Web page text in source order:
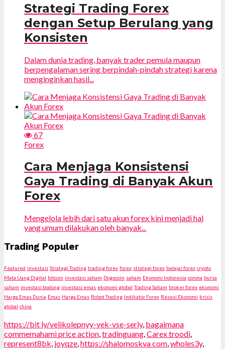
Strategi Trading Forex
dengan Setup Berulang yang
Konsisten
Dalam dunia trading, banyak trader pemula maupun
berpengalaman sering berpindah-pindah strategi karena
menginginkan hasil...
67
Forex
Cara Menjaga Konsistensi
Gaya Trading di Banyak Akun
Forex
Mengelola lebih dari satu akun forex kini menjadi hal
yang umum dilakukan oleh banyak...
Trading Populer
Featured investasi Strategi Trading trading forex forex strategi forex belajar forex crypto
Mata Uang Digital bitcoin investasi saham Dogecoin saham Ekonomi Indonesia corona bursa
saham investasi bodong investasi emas ekonomi global Trading Saham broker forex ekonomi
Harga Emas Dunia Emas Harga Emas Robot Trading Indikator Forex Resesi Ekonomi krisis
global china
https://bit ly/velikolepnyy-vek-vse-seriy, bagaimana
commemahami price action,tradinguang,Carex troodi,
represent8bk, joyqze,https://shalomoskva com,wholes3y,